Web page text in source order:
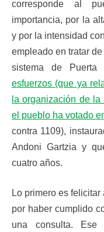
corresponde al
importancia, por la
y por la intensidad
empleado en tratar
sistema de Puerta
esfuerzos (que ya
la organización de
el pueblo ha votado
contra 1109),
Andoni Gartzia y
cuatro años.
Lo primero es
por haber cumplido
una consulta.